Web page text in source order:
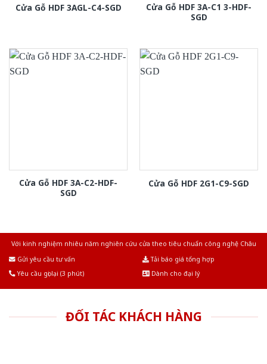
Cửa Gỗ HDF 3AGL-C4-SGD
Cửa Gỗ HDF 3A-C1 3-HDF-
SGD
Cửa Gỗ HDF 3A-C2-HDF-
SGD
Cửa Gỗ HDF 2G1-C9-SGD
Với kinh nghiệm nhiêu năm nghiên cứu cửa theo tiêu chuẩn công nghệ Châu
Gửi yêu cầu tư vấn
Tải báo giá tổng hợp
Yêu cầu gọi lại (3 phút)
Dành cho đại lý
ĐỐI TÁC KHÁCH HÀNG